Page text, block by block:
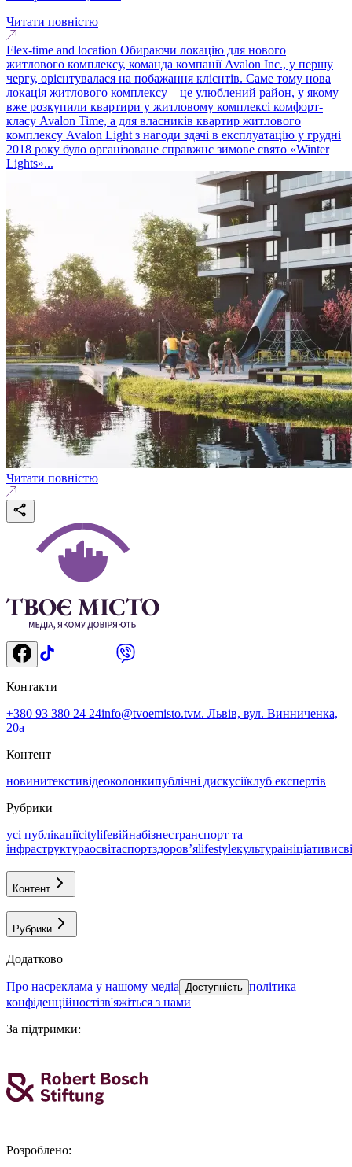
Читати повністю
Flex-time and location Обираючи локацію для нового
житлового комплексу, команда компанії Avalon Inc., у першу
чергу, орієнтувалася на побажання клієнтів. Саме тому нова
локація житлового комплексу – це улюблений район, у якому
вже розкупили квартири у житловому комплексі комфорт-
класу Avalon Time, а для власників квартир житлового
комплексу Avalon Light з нагоди здачі в експлуатацію у грудні
2018 року було організоване справжнє зимове свято «Winter
Lights»...
Читати повністю
Контакти
+380 93 380 24 24info@tvoemisto.tvм. Львів, вул. Винниченка,
20а
Контент
новинитекстивідеоколонкипублічні дискусіїклуб експертів
Рубрики
усі публікаціїcitylifeвійнабізнестранспорт та
інфраструктураосвітаспортздоровʼяlifestyleкультураініціативи
Контент
Рубрики
Додатково
про насреклама у нашому медіа Доступність політика
конфіденційностізв'яжіться з нами
За підтримки:
Розроблено: